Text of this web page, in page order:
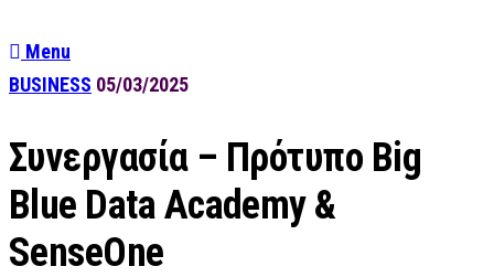
Menu
BUSINESS 05/03/2025
Συνεργασία – Πρότυπο Big
Blue Data Academy &
SenseOne